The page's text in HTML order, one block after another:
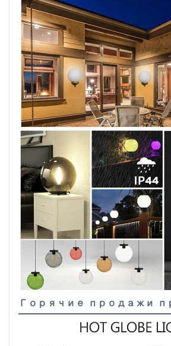
Горячие продажи